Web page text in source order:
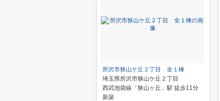
所沢市狭山ケ丘２丁目 全１棟
埼玉県所沢市狭山ケ丘２丁目
西武池袋線「狭山ヶ丘」駅 徒歩11分
新築